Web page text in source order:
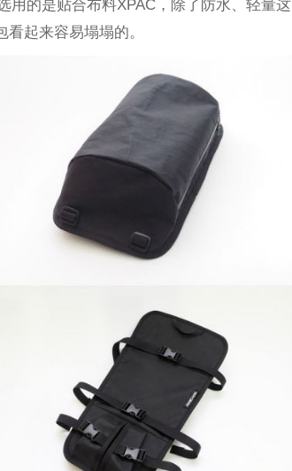
用的是贴合布料XPAC，除了防水、轻量这
起来容易塌塌的。